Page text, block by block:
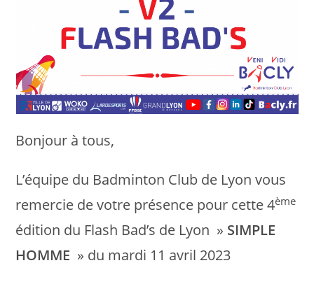
Bonjour à tous,
L’équipe du Badminton Club de Lyon vous
remercie de votre présence pour cette 4ème
édition du Flash Bad’s de Lyon » SIMPLE
HOMME » du mardi 11 avril 2023